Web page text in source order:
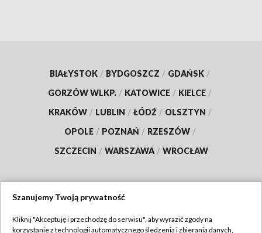
BIAŁYSTOK / BYDGOSZCZ / GDAŃSK /
GORZÓW WLKP. / KATOWICE / KIELCE /
KRAKÓW / LUBLIN / ŁÓDŹ / OLSZTYN /
OPOLE / POZNAŃ / RZESZÓW /
SZCZECIN / WARSZAWA / WROCŁAW
Szanujemy Twoją prywatność
Kliknij "Akceptuję i przechodzę do serwisu", aby wyrazić zgody na
korzystanie z technologii automatycznego śledzenia i zbierania danych,